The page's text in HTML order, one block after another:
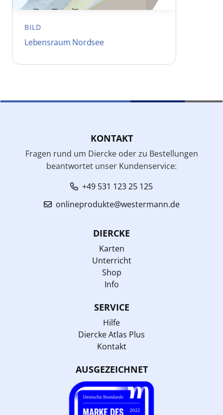
BILD
Lebensraum Nordsee
KONTAKT
Fragen rund um Diercke oder zu Bestellungen
beantwortet unser Kundenservice:
+49 531 123 25 125
onlineprodukte@westermann.de
DIERCKE
Karten
Unterricht
Shop
Info
SERVICE
Hilfe
Diercke Atlas Plus
Kontakt
AUSGEZEICHNET